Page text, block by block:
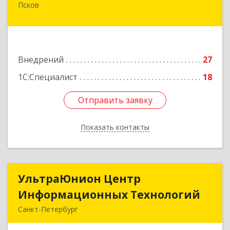
Псков
Внедрений
27
1С:Специалист
18
Отправить заявку
Показать контакты
180004, Псковская обл, Псков г, Металлистов
Отправить заявку
Назад
УльтраЮнион Центр
Информационных Технологий
Санкт-Петербург
УльтраЮнион Центр
Информационных Технологий